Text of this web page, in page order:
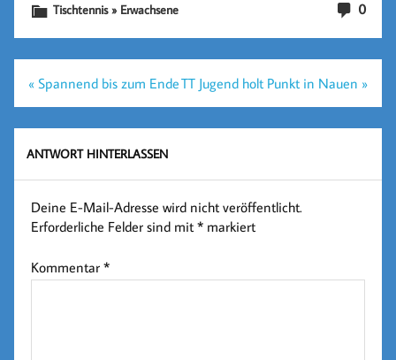
0
Tischtennis » Erwachsene
Beitragsnavigation
« Spannend bis zum EndeTT Jugend holt Punkt in Nauen »
ANTWORT HINTERLASSEN
Deine E-Mail-Adresse wird nicht veröffentlicht.
Erforderliche Felder sind mit* markiert
Kommentar*